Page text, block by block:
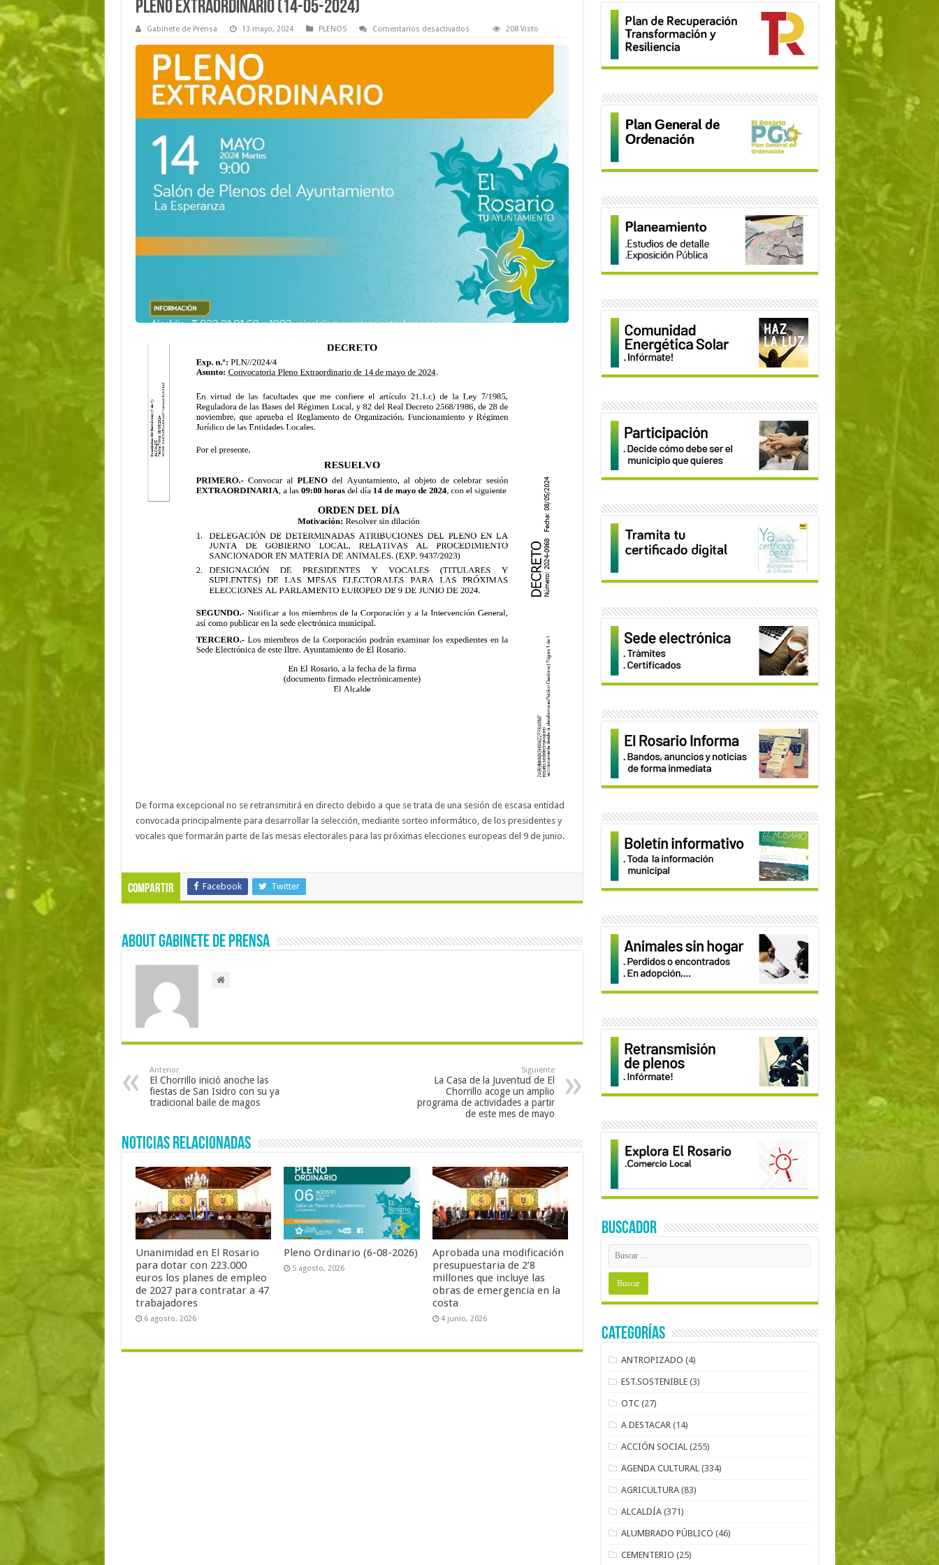
Pleno Extraordinario (14-05-2024)
Gabinete de Prensa 13 mayo, 2024 PLENOS Comentarios desactivadosen
Extraordinario
208 Visto
De forma excepcional no se retransmitirá en directo debido a que se trata de una sesión de escasa entidad
convocada principalmente para desarrollar la selección, mediante sorteo informático, de los presidentes y
vocales que formarán parte de las mesas electorales para las próximas elecciones europeas del 9 de junio.
Compartir Facebook Twitter
About Gabinete de Prensa
Anterior
El Chorrillo inició anoche las
fiestas de San Isidro con su ya
tradicional baile de magos
Siguiente
La Casa de la Juventud de El
Chorrillo acoge un amplio
programa de actividades a partir
de este mes de mayo
Noticias Relacionadas
Unanimidad en El Rosario
para dotar con 223.000
euros los planes de empleo
de 2027 para contratar a 47
trabajadores
6 agosto, 2026
Pleno Ordinario (6-08-2026)
5 agosto, 2026
Aprobada una modificación
presupuestaria de 2’8
millones que incluye las
obras de emergencia en la
costa
4 junio, 2026
BUSCADOR
Categorías
ANTROPIZADO (4)
EST.SOSTENIBLE (3)
OTC (27)
A DESTACAR (14)
ACCIÓN SOCIAL (255)
AGENDA CULTURAL (334)
AGRICULTURA (83)
ALCALDÍA (371)
ALUMBRADO PÚBLICO (46)
CEMENTERIO (25)